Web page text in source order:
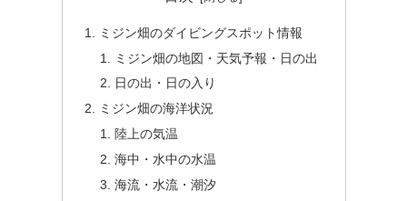
ミジン畑のダイビングスポット情報
ミジン畑の地図・天気予報・日の出
日の出・日の入り
ミジン畑の海洋状況
陸上の気温
海中・水中の水温
海流・水流・潮汐